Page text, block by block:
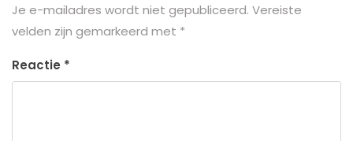
Je e-mailadres wordt niet gepubliceerd. Vereiste
velden zijn gemarkeerd met *
Reactie *